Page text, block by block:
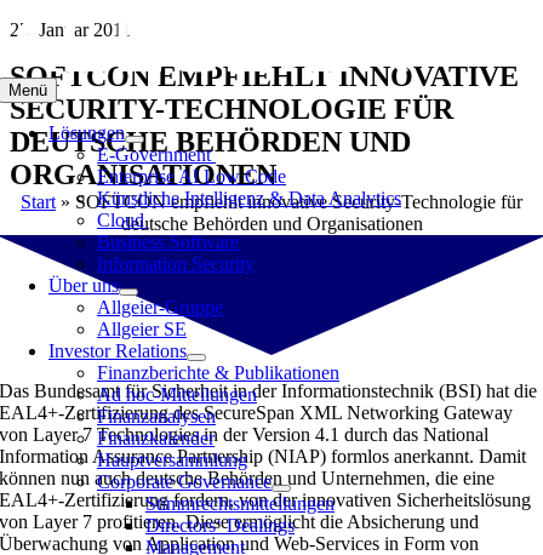
Zum
springen
Menü
Lösungen
E-Government
Enterprise AI Low Code
Künstliche Intelligenz & Data Analytics
Cloud
Business Software
Information Security
Über uns
Allgeier-Gruppe
Allgeier SE
Investor Relations
Finanzberichte & Publikationen
Ad hoc-Mitteilungen
Finanzanalysen
Finanzkalender
Hauptversammlung
Corporate Governance
Stimmrechtsmitteilungen
Directors‘ Dealings
Management
23. Januar 2011
SOFTCON EMPFIEHLT INNOVATIVE
SECURITY-TECHNOLOGIE FÜR
DEUTSCHE BEHÖRDEN UND
ORGANISATIONEN
Start » SOFTCON empfiehlt innovative Security-Technologie für
deutsche Behörden und Organisationen
Das Bundesamt für Sicherheit in der Informationstechnik (BSI) hat die
EAL4+-Zertifizierung des SecureSpan XML Networking Gateway
von Layer 7 Technologies in der Version 4.1 durch das National
Information Assurance Partnership (NIAP) formlos anerkannt. Damit
können nun auch deutsche Behörden und Unternehmen, die eine
EAL4+-Zertifizierung fordern, von der innovativen Sicherheitslösung
von Layer 7 profitieren. Diese ermöglicht die Absicherung und
Überwachung von Application und Web-Services in Form von